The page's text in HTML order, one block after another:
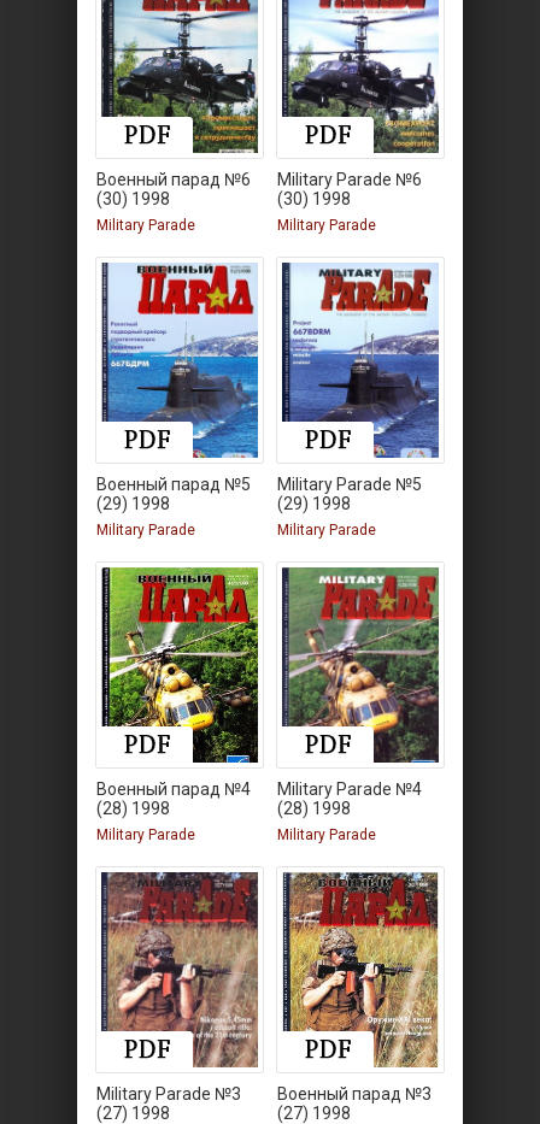
Военный парад №6
(30) 1998
Military Parade
Military Parade №6
(30) 1998
Military Parade
Военный парад №5
(29) 1998
Military Parade
Military Parade №5
(29) 1998
Military Parade
Военный парад №4
(28) 1998
Military Parade
Military Parade №4
(28) 1998
Military Parade
Military Parade №3
(27) 1998
Военный парад №3
(27) 1998